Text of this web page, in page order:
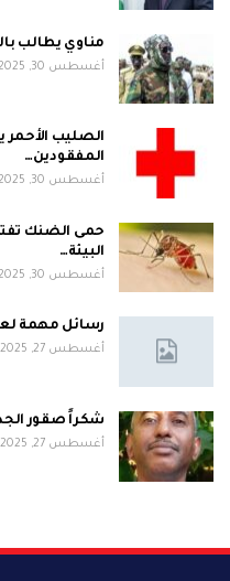
مناوي يطالب
أغسطس 30, 2025
الصليب الأحمر
المفقودين…
أغسطس 30, 2025
حمى الضنك
البيئة…
أغسطس 30, 2025
رسائل مهمة
أغسطس 27, 2025
شكراً صقور
أغسطس 27, 2025